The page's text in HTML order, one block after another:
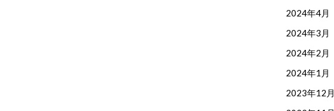
2024年4月
2024年3月
2024年2月
2024年1月
2023年12月